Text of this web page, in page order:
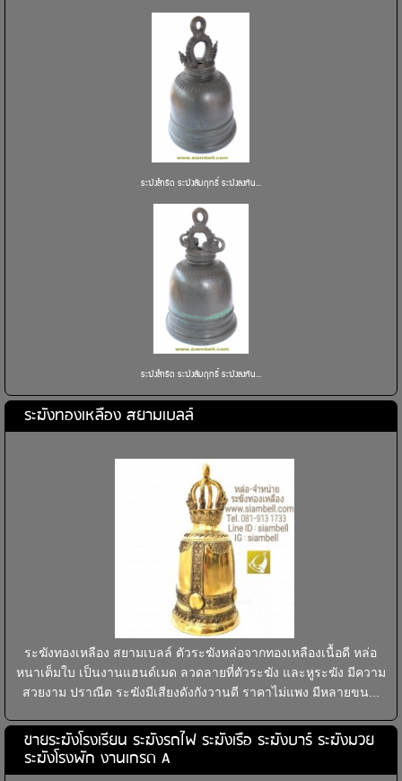
ระฆังสำริด ระฆังสัมฤทธิ์ ระฆังลงหิน...
ระฆังสำริด ระฆังสัมฤทธิ์ ระฆังลงหิน...
ระฆังทองเหลือง สยามเบลล์
ระฆังทองเหลือง สยามเบลล์ ตัวระฆังหล่อจากทองเหลืองเนื้อดี หล่อ
หนาเต็มใบ เป็นงานแฮนด์เมด ลวดลายที่ตัวระฆัง และหูระฆัง มีความ
สวยงาม ปราณีต ระฆังมีเสียงดังกังวานดี ราคาไม่แพง มีหลายขน...
ขายระฆังโรงเรียน ระฆังรถไฟ ระฆังเรือ ระฆังบาร์ ระฆังมวย
ระฆังโรงพัก งานเกรด A